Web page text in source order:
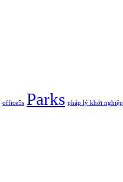
office5s Parks pháp lý khởi nghiệp